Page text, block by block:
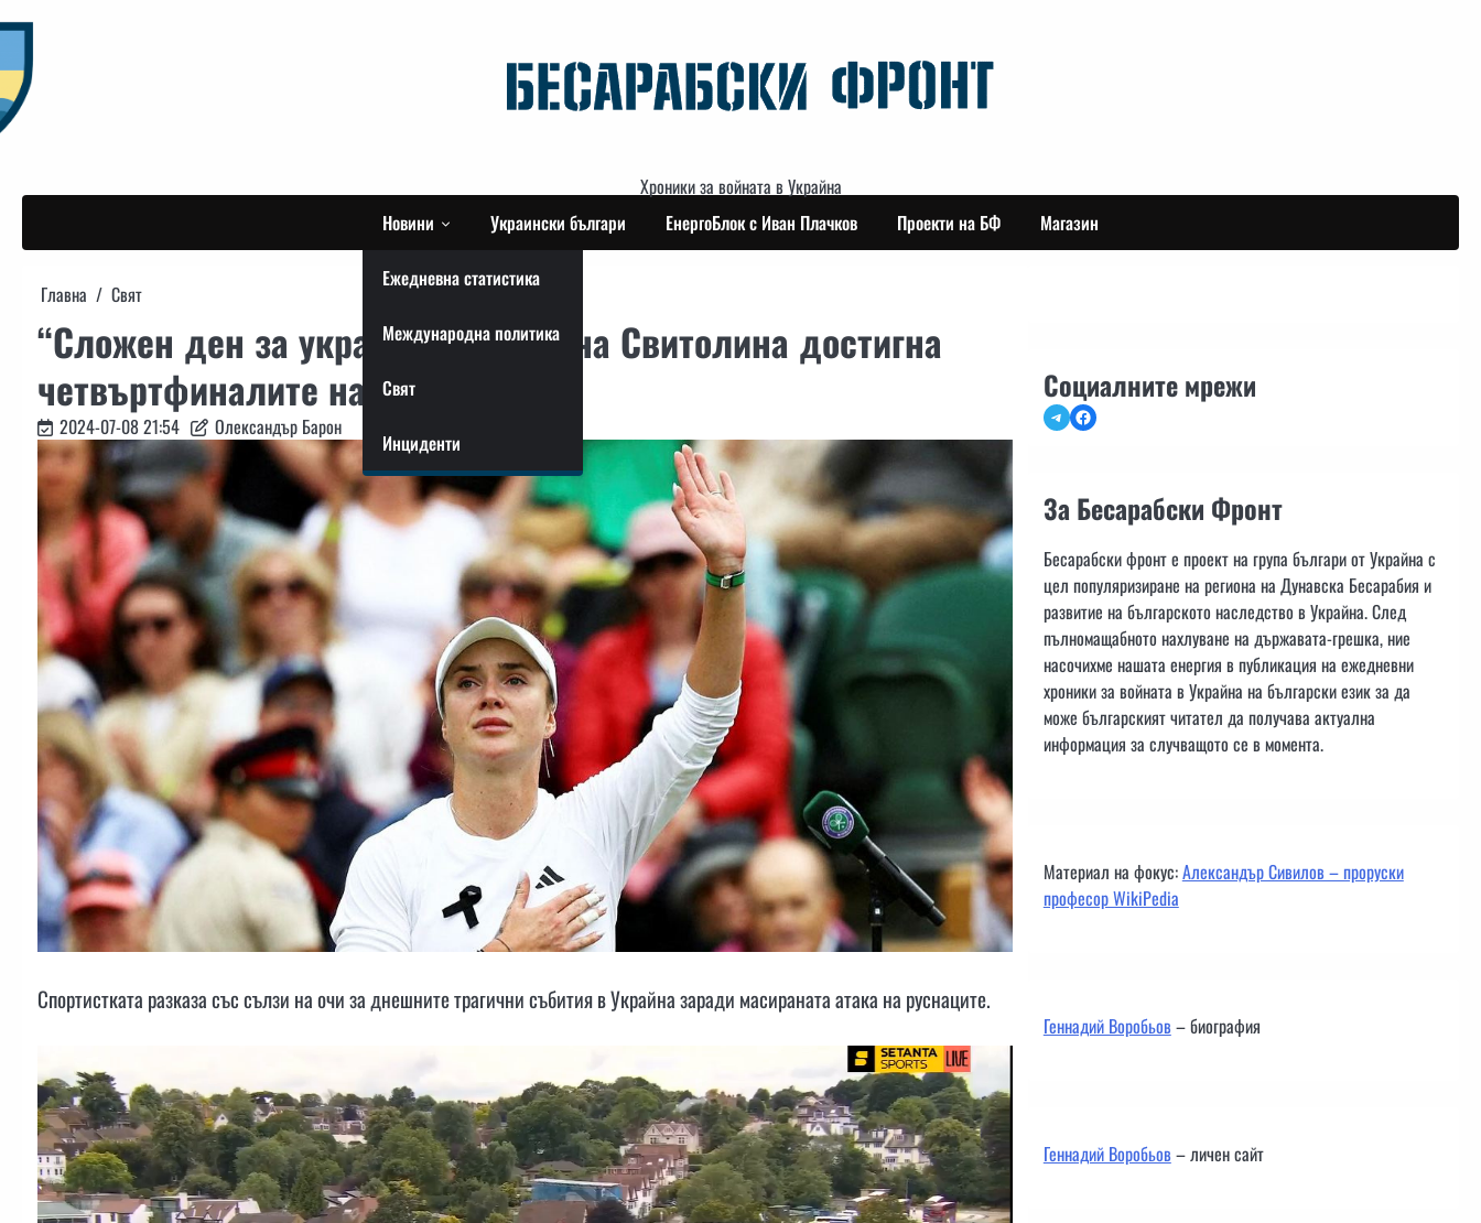
to
content
Хроники за войната в Украйна
Новини
Ежедневна статистика
Международна политика
Свят
Инциденти
Украински българи ЕнергоБлок с Иван Плачков Проекти на БФ Магазин
Главна Свят
“Сложен ден за украинците“: Елина Свитолина достигна
четвъртфиналите на Уимбълдън
2024-07-08 21:54 Олександър Барон
Спортистката разказа със сълзи на очи за днешните трагични събития в Украйна заради масираната атака на руснаците.
Социалните мрежи
TelegramFacebook
За Бесарабски Фронт
Бесарабски фронт е проект на група българи от Украйна с
цел популяризиране на региона на Дунавска Бесарабия и
развитие на българското наследство в Украйна. След
пълномащабното нахлуване на държавата-грешка, ние
насочихме нашата енергия в публикация на ежедневни
хроники за войната в Украйна на български език за да
може българският читател да получава актуална
информация за случващото се в момента.
Материал на фокус:Александър Сивилов – проруски
професор WikiPedia
Геннадий Воробьов– биография
Геннадий Воробьов– личен сайт